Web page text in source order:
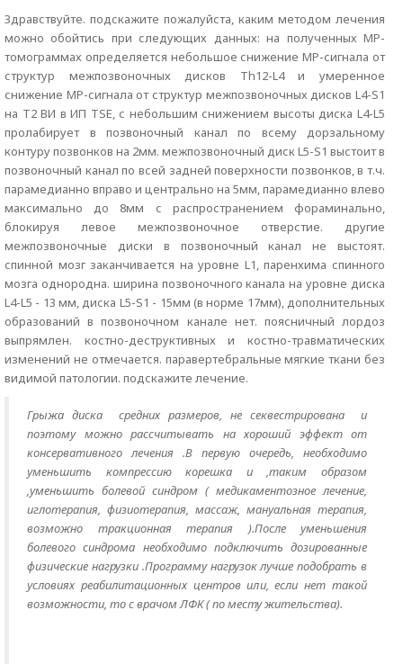
Здравствуйте. подскажите пожалуйста, каким методом лечения
можно обойтись при следующих данных: на полученных МР-
томограммах определяется небольшое снижение МР-сигнала от
структур межпозвоночных дисков Th12-L4 и умеренное
снижение МР-сигнала от структур межпозвоночных дисков L4-S1
на T2 BИ в ИП TSE, с небольшим снижением высоты диска L4-L5
пролабирует в позвоночный канал по всему дорзальному
контуру позвонков на 2мм. межпозвоночный диск L5-S1 выстоит в
позвоночный канал по всей задней поверхности позвонков, в т.ч.
парамедианно вправо и центрально на 5мм, парамедианно влево
максимально до 8мм с распространением фораминально,
блокируя левое межпозвоночное отверстие. другие
межпозвоночные диски в позвоночный канал не выстоят.
спинной мозг заканчивается на уровне L1, паренхима спинного
мозга однородна. ширина позвоночного канала на уровне диска
L4-L5 - 13 мм, диска L5-S1 - 15мм (в норме 17мм), дополнительных
образований в позвоночном канале нет. поясничный лордоз
выпрямлен. костно-деструктивных и костно-травматических
изменений не отмечается. паравертебральные мягкие ткани без
видимой патологии. подскажите лечение.
Грыжа диска средних размеров, не секвестрирована и
поэтому можно рассчитывать на хороший эффект от
консервативного лечения .В первую очередь, необходимо
уменьшить компрессию корешка и ,таким образом
,уменьшить болевой синдром ( медикаментозное лечение,
иглотерапия, физиотерапия, массаж, мануальная терапия,
возможно тракционная терапия ).После уменьшения
болевого синдрома необходимо подключить дозированные
физические нагрузки .Программу нагрузок лучше подобрать в
условиях реабилитационных центров или, если нет такой
возможности, то с врачом ЛФК ( по месту жительства).